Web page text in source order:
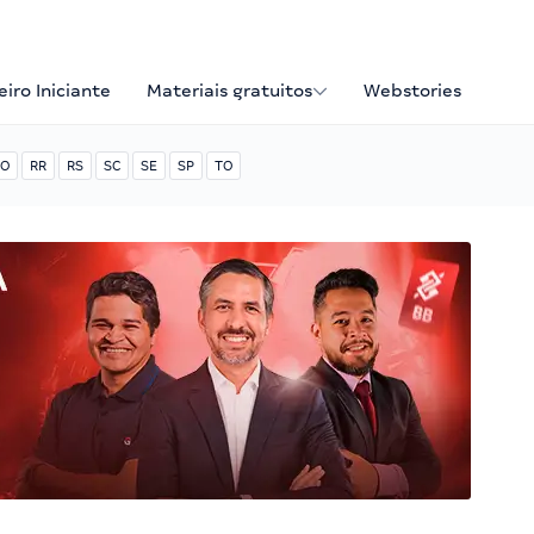
Iniciante Materiais gratuitos Webstories
RR RS SC SE SP TO